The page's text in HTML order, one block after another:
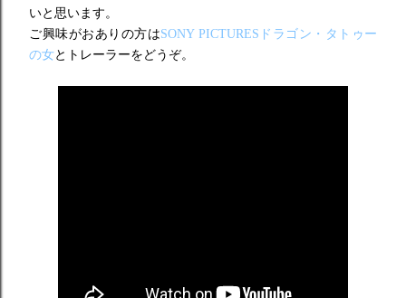
いと思います。
ご興味がおありの方はSONY PICTURESドラゴン・タトゥー
の女とトレーラーをどうぞ。